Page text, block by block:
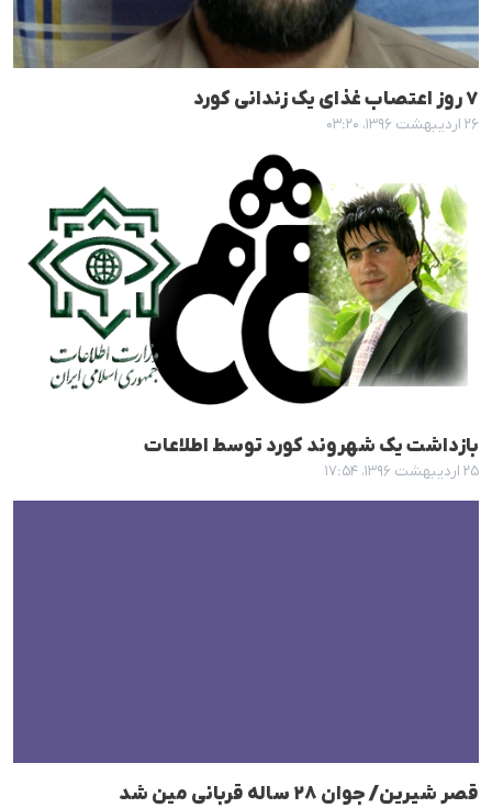
٧ روز اعتصاب غذای یک زندانی کورد
۲۶ اردیبهشت ۱۳۹۶، ۰۳:۲۰
بازداشت یک شهروند کورد توسط اطلاعات
۲۵ اردیبهشت ۱۳۹۶، ۱۷:۵۴
قصر شیرین/ جوان ٢٨ سالە قربانی مین شد